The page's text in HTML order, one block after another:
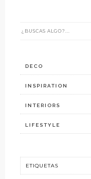
DECO
INSPIRATION
INTERIORS
LIFESTYLE